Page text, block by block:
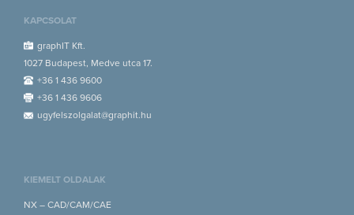
KAPCSOLAT
graphIT Kft.
1027 Budapest, Medve utca 17.
+36 1 436 9600
+36 1 436 9606
ugyfelszolgalat@graphit.hu
KIEMELT OLDALAK
NX – CAD/CAM/CAE